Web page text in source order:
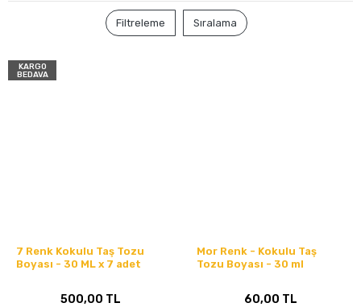
Filtreleme Sıralama
KARGO
BEDAVA
7 Renk Kokulu Taş Tozu
Boyası - 30 ML x 7 adet
500,00 TL
Mor Renk - Kokulu Taş
Tozu Boyası - 30 ml
60,00 TL